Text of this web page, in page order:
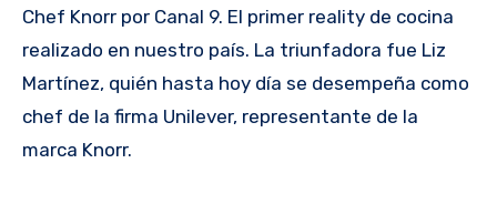
Chef Knorr por Canal 9. El primer reality de cocina
realizado en nuestro país. La triunfadora fue Liz
Martínez, quién hasta hoy día se desempeña como
chef de la firma Unilever, representante de la
marca Knorr.